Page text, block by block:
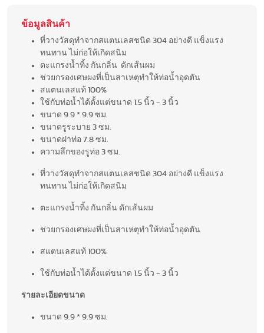
ข้อมูลสินค้า
ที่วางวัสดุทำจากสแตนเลสชนิด 304 อย่างดี แข็งแรง
ทนทาน ไม่ก่อให้เกิดสนิม
ตะแกรงน้ำทิ้ง กันกลิ่น ดักเส้นผม
ช่วยกรองเศษผงที่เป็นสาเหตุทำให้ท่อน้ำอุดตัน
สแตนเลสแท้ 100%
ใช้กับท่อน้ำได้ตั้งแต่ขนาด 1.5 นิ้ว - 3 นิ้ว
ขนาด 9.9 * 9.9 ซม.
ขนาดรูระบาย 3 ซม.
ขนาดฝาท่อ 7.8 ซม.
ความลึกของรูท่อ 3 ซม.
ที่วางวัสดุทำจากสแตนเลสชนิด 304 อย่างดี แข็งแรง
ทนทาน ไม่ก่อให้เกิดสนิม
ตะแกรงน้ำทิ้ง กันกลิ่น ดักเส้นผม
ช่วยกรองเศษผงที่เป็นสาเหตุทำให้ท่อน้ำอุดตัน
สแตนเลสแท้ 100%
ใช้กับท่อน้ำได้ตั้งแต่ขนาด 1.5 นิ้ว - 3 นิ้ว
รายละเอียดขนาด
ขนาด 9.9 * 9.9 ซม.